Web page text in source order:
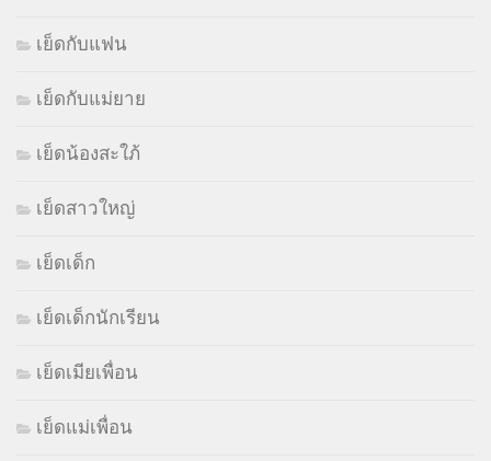
เย็ดกับแฟน
เย็ดกับแม่ยาย
เย็ดน้องสะใภ้
เย็ดสาวใหญ่
เย็ดเด็ก
เย็ดเด็กนักเรียน
เย็ดเมียเพื่อน
เย็ดแม่เพื่อน